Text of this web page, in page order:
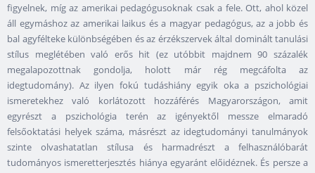
figyelnek, míg az amerikai pedagógusoknak csak a fele. Ott, ahol közel
áll egymáshoz az amerikai laikus és a magyar pedagógus, az a jobb és
bal agyfélteke különbségében és az érzékszervek által dominált tanulási
stílus meglétében való erős hit (ez utóbbit majdnem 90 százalék
megalapozottnak gondolja, holott már rég megcáfolta az
idegtudomány). Az ilyen fokú tudáshiány egyik oka a pszichológiai
ismeretekhez való korlátozott hozzáférés Magyarországon, amit
egyrészt a pszichológia terén az igényektől messze elmaradó
felsőoktatási helyek száma, másrészt az idegtudományi tanulmányok
szinte olvashatatlan stílusa és harmadrészt a felhasználóbarát
tudományos ismeretterjesztés hiánya egyaránt előidéznek. És persze a